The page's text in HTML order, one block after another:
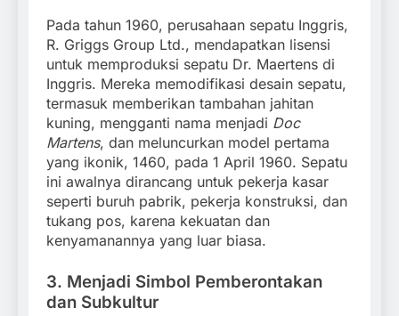
Pada tahun 1960, perusahaan sepatu Inggris,
R. Griggs Group Ltd., mendapatkan lisensi
untuk memproduksi sepatu Dr. Maertens di
Inggris. Mereka memodifikasi desain sepatu,
termasuk memberikan tambahan jahitan
kuning, mengganti nama menjadi Doc
Martens, dan meluncurkan model pertama
yang ikonik, 1460, pada 1 April 1960. Sepatu
ini awalnya dirancang untuk pekerja kasar
seperti buruh pabrik, pekerja konstruksi, dan
tukang pos, karena kekuatan dan
kenyamanannya yang luar biasa.
3. Menjadi Simbol Pemberontakan
dan Subkultur